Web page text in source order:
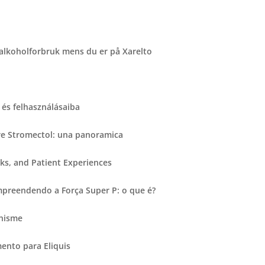
mens du er på Xarelto
felhasználásaiba
Stromectol: una panoramica
and Patient Experiences
a Força Super P: o que é?
para Eliquis